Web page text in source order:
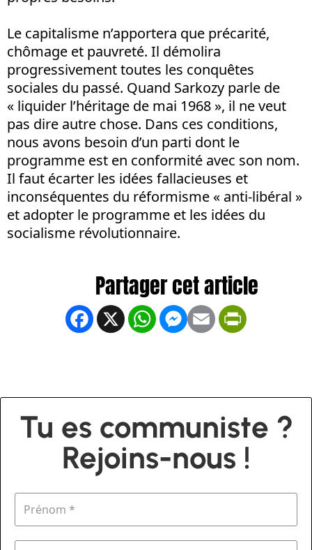
Le capitalisme n’apportera que précarité,
chômage et pauvreté. Il démolira
progressivement toutes les conquêtes
sociales du passé. Quand Sarkozy parle de
« liquider l’héritage de mai 1968 », il ne veut
pas dire autre chose. Dans ces conditions,
nous avons besoin d’un parti dont le
programme est en conformité avec son nom.
Il faut écarter les idées fallacieuses et
inconséquentes du réformisme « anti-libéral »
et adopter le programme et les idées du
socialisme révolutionnaire.
Facebook
X WhatsApp
Messenger
Email
Tu es communiste ?
Rejoins-nous !